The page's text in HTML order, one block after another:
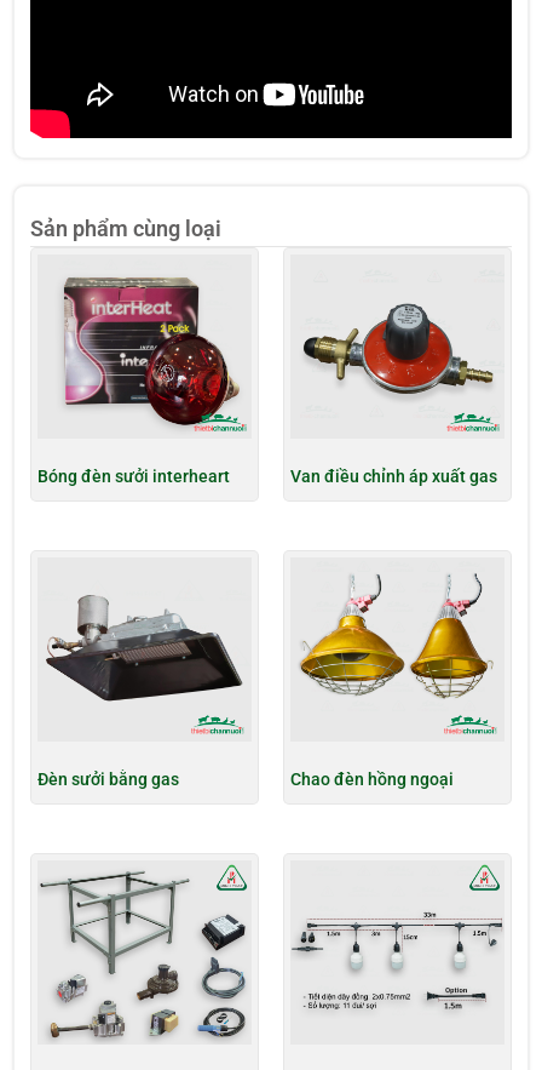
Sản phẩm cùng loại
Bóng đèn sưởi interheart Van điều chỉnh áp xuất gas
Đèn sưởi bằng gas Chao đèn hồng ngoại